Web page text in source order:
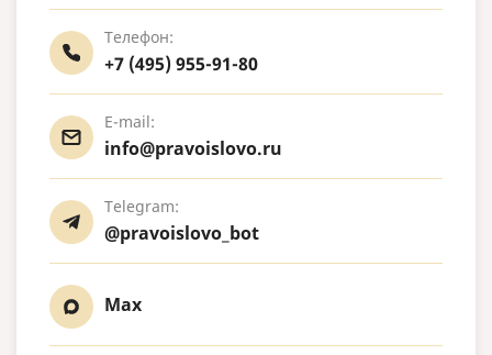
Телефон:
+7 (495) 955-91-80
E-mail:
info@pravoislovo.ru
Telegram:
@pravoislovo_bot
Max